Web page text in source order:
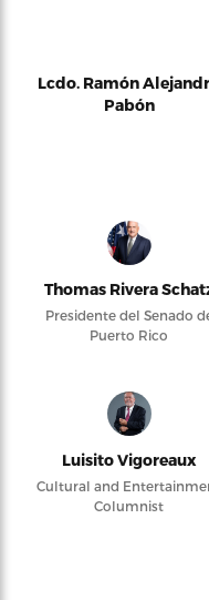
Lcdo. Ramón
Pabón
Thomas Rivera
Presidente del Senado
Puerto Rico
Luisito Vigoreaux
Cultural and
Columnist